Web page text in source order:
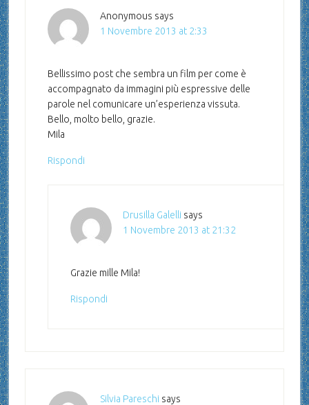
Anonymous says
1 Novembre 2013 at 2:33
Bellissimo post che sembra un film per come è
accompagnato da immagini più espressive delle
parole nel comunicare un’esperienza vissuta.
Bello, molto bello, grazie.
Mila
Rispondi
Drusilla Galelli says
1 Novembre 2013 at 21:32
Grazie mille Mila!
Rispondi
Silvia Pareschi says